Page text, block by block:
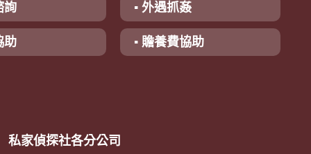
詢 ▪ 外遇抓姦
助 ▪ 贍養費協助
私家偵探社各分公司